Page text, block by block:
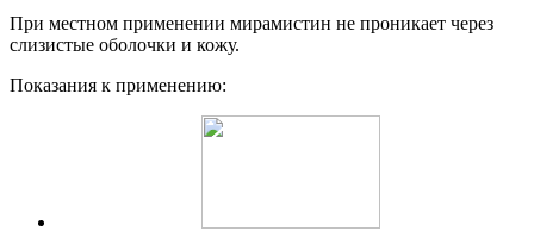
При местном применении мирамистин не проникает через
слизистые оболочки и кожу.
Показания к применению: